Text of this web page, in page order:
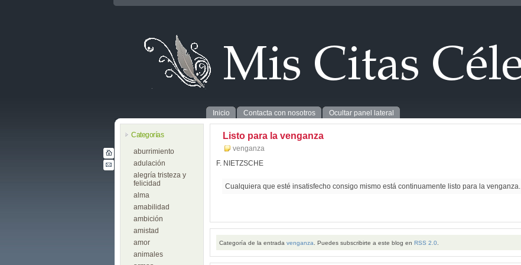
Inicio Contacta con nosotros Ocultar panel lateral
Categorías
aburrimiento
adulación
alegría tristeza y
felicidad
alma
amabilidad
ambición
amistad
amor
animales
Listo para la venganza
venganza
F. NIETZSCHE
Cualquiera que esté insatisfecho consigo mismo está continuamente listo para la venganza.
Categoría de la entrada venganza . Puedes subscribirte a este blog en RSS 2.0